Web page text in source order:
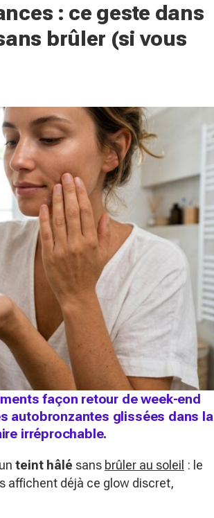
: ce geste dans
brûler (si vous
façon retour de week-end
autobronzantes glissées dans la
irréprochable.
teint hâlé sans brûler au soleil : le
affichent déjà ce glow discret,